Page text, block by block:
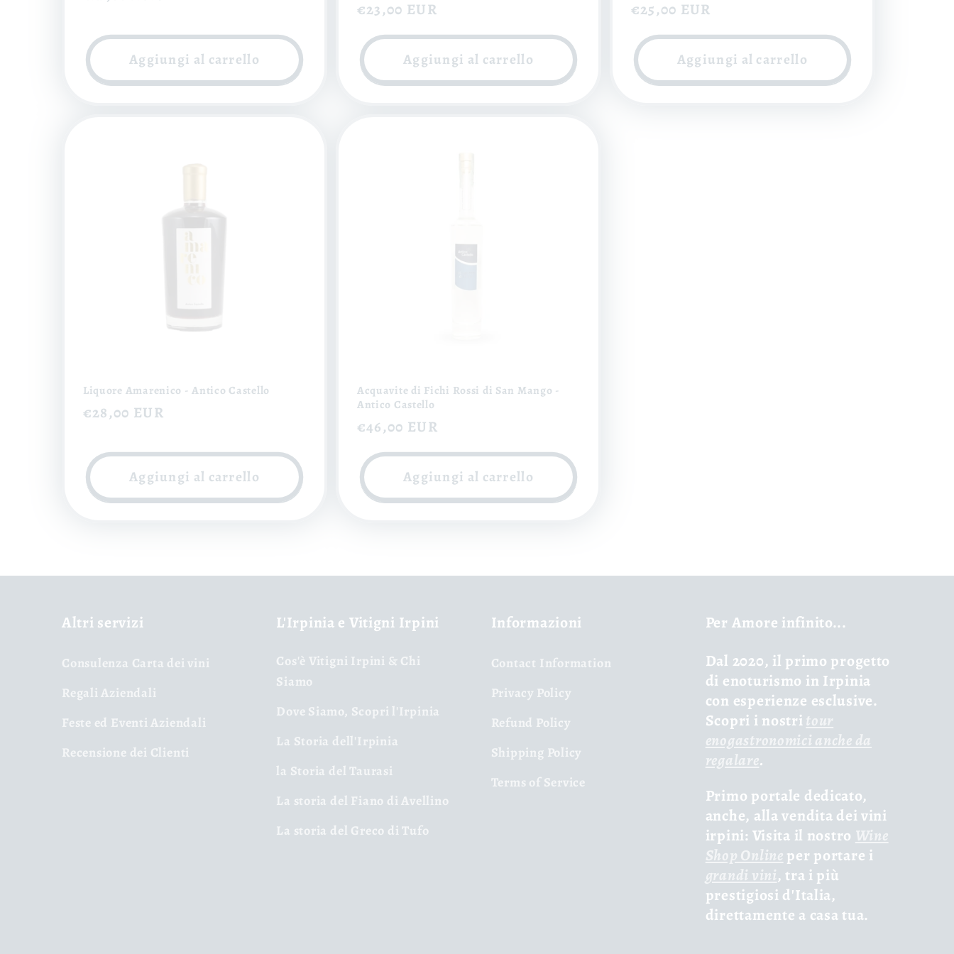
listino
Aggiungi al carrello
Prezzo
listino
€23,00 EUR
Aggiungi al carrello
Prezzo
listino
€25,00 EUR
Aggiungi al carrello
Liquore Amarenico - Antico Castello
Prezzo
listino
€28,00 EUR
Aggiungi al carrello
Acquavite di Fichi Rossi di San Mango -
Antico Castello
Prezzo
listino
€46,00 EUR
Aggiungi al carrello
Altri servizi
Consulenza Carta dei vini
Regali Aziendali
Feste ed Eventi Aziendali
Recensione dei Clienti
L'Irpinia e Vitigni Irpini
Cos'è Vitigni Irpini & Chi
Siamo
Dove Siamo, Scopri l'Irpinia
La Storia dell'Irpinia
la Storia del Taurasi
La storia del Fiano di Avellino
La storia del Greco di Tufo
Informazioni
Contact Information
Privacy Policy
Refund Policy
Shipping Policy
Terms of Service
Per Amore infinito...
Dal 2020, il primo progetto
di enoturismo in Irpinia
con esperienze esclusive.
Scopri i nostri tour
enogastronomici anche da
regalare.
Primo portale dedicato,
anche, alla vendita dei vini
irpini: Visita il nostro Wine
Shop Online per portare i
grandi vini, tra i più
prestigiosi d'Italia,
direttamente a casa tua.